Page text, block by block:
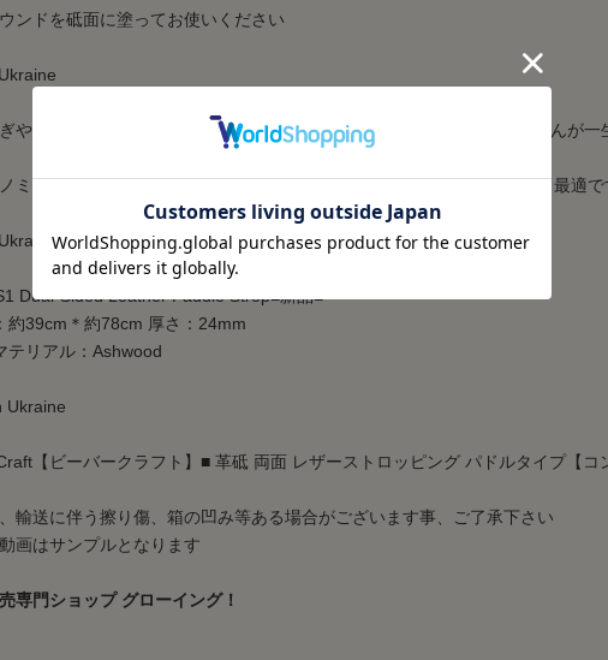
ンドを砥面に塗ってお使いください
やすいダブルストロップです。厚さも約2.4cmで持ち運びには向きませんが一
ミ、包丁などもちろん ビーバークラフトのウッドクラフトツールにも最適で
Dual-Sided Leather Paddle Strop■新品■
約39cm＊約78cm 厚さ：24mm
テリアル：Ashwood
Ukraine
【ビーバークラフト】■ 革砥 両面 レザーストロッピング パドルタイプ【
輸送に伴う擦り傷、箱の凹み等ある場合がございます事、ご了承下さい
画はサンプルとなります
専門ショップ グローイング！